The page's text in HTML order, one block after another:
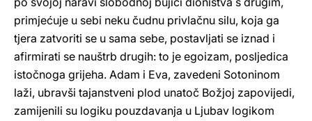
primjećuje u sebi neku čudnu privlačnu silu, koja ga
tjera zatvoriti se u sama sebe, postavljati se iznad i
afirmirati se nauštrb drugih: to je egoizam, posljedica
istočnoga grijeha. Adam i Eva, zavedeni Sotoninom
laži, ubravši tajanstveni plod unatoč Božjoj zapovijedi,
zamijenili su logiku pouzdavanja u Ljubav logikom